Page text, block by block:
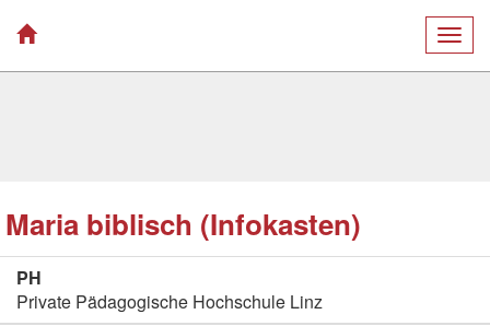
Maria biblisch (Infokasten)
PH
Private Pädagogische Hochschule Linz